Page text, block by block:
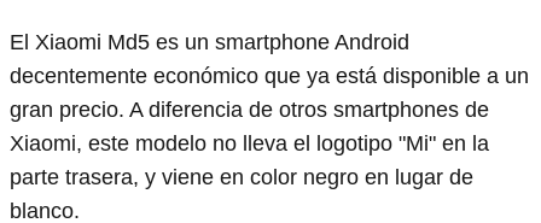
El Xiaomi Md5 es un smartphone Android
decentemente económico que ya está disponible a un
gran precio. A diferencia de otros smartphones de
Xiaomi, este modelo no lleva el logotipo "Mi" en la
parte trasera, y viene en color negro en lugar de
blanco.